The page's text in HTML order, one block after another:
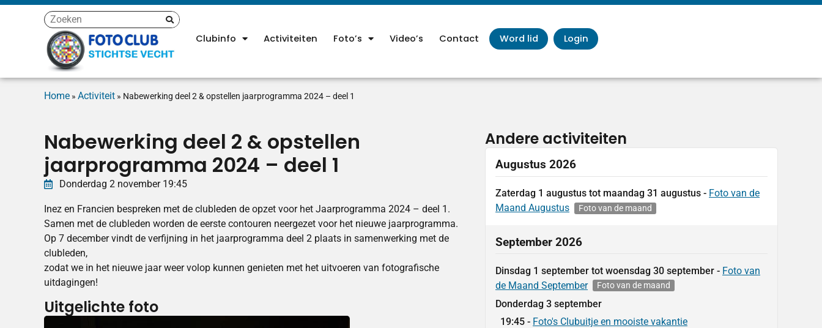
Clubinfo Activiteiten Foto’s Video’s Contact Word lid Login
Home » Activiteit » Nabewerking deel 2 & opstellen jaarprogramma 2024 – deel 1
Nabewerking deel 2 & opstellen
jaarprogramma 2024 – deel 1
Donderdag 2 november 19:45
Inez en Francien bespreken met de clubleden de opzet voor het Jaarprogramma 2024 – deel 1.
Samen met de clubleden worden de eerste contouren neergezet voor het nieuwe jaarprogramma.
Op 7 december vindt de verfijning in het jaarprogramma deel 2 plaats in samenwerking met de
clubleden,
zodat we in het nieuwe jaar weer volop kunnen genieten met het uitvoeren van fotografische
uitdagingen!
Uitgelichte foto
Andere activiteiten
Augustus 2026
Zaterdag 1 augustus tot maandag 31 augustus
Foto van de
Maand Augustus
Foto van de maand
September 2026
Dinsdag 1 september tot woensdag 30 september
Foto van
de Maand September
Foto van de maand
Donderdag 3 september
19:45
Foto's Clubuitje en mooiste vakantie